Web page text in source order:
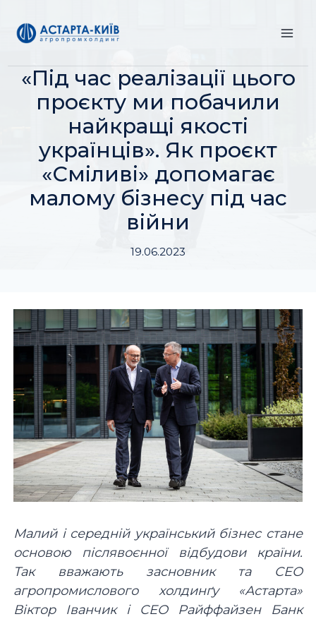
вмісту
«Під час реалізації цього
проєкту ми побачили
найкращі якості
українців». Як проєкт
«Сміливі» допомагає
малому бізнесу під час
війни
19.06.2023
Малий і середній український бізнес стане
основою післявоєнної відбудови країни.
Так вважають засновник та СЕО
агропромислового холдинґу «Астарта»
Віктор Іванчик і СЕО Райффайзен Банк